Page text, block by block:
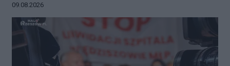
Data dodania galerii:
09.08.2026